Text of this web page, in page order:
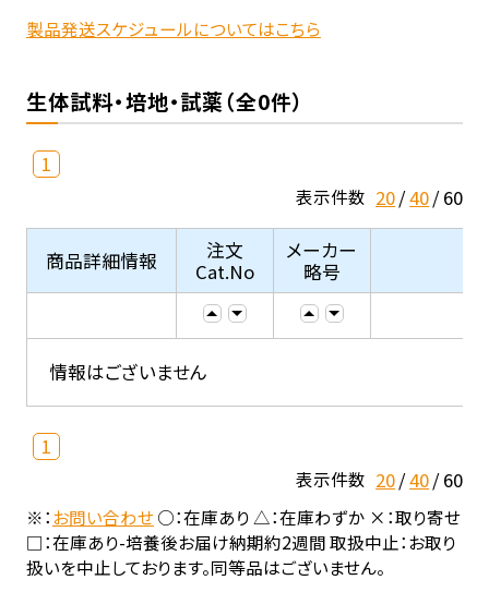
製品発送スケジュールについてはこちら
生体試料・培地・試薬（全0件）
1
表示件数 20 40 60
商品詳細情報
注文
Cat.No
メーカー
略号
情報はございません
1
表示件数 20 40 60
※：お問い合わせ○：在庫あり △：在庫わずか ×：取り寄せ
□：在庫あり-培養後お届け納期約2週間 取扱中止：お取り
扱いを中止しております。同等品はございません。